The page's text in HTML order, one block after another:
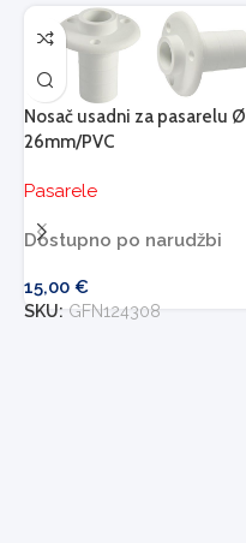
Nosač usadni za pasarelu Ø
26mm/PVC
Pasarele
Dostupno po narudžbi
15,00 €
SKU: GFN124308